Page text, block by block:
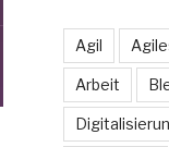
Agil
Arbeit